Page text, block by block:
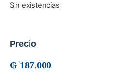
Sin existencias
Precio
₲ 187.000